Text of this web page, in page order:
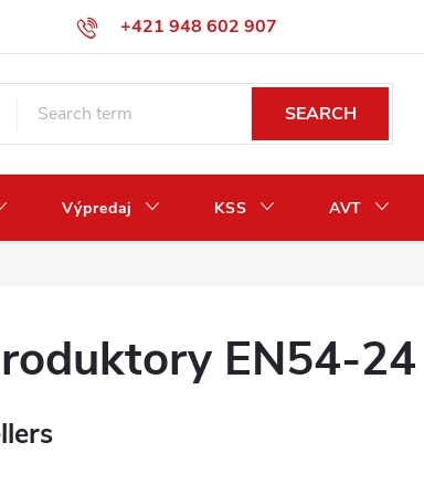
+421 948 602 907
Odstúpenie od zmluvy / vrátenie peňazí
SEARCH
Výpredaj KSS AVT
EN54-24